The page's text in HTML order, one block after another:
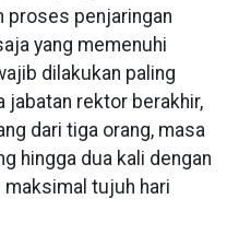
proses penjaringan
yang memenuhi
dilakukan paling
jabatan rektor berakhir,
dari tiga orang, masa
hingga dua kali dengan
tujuh hari